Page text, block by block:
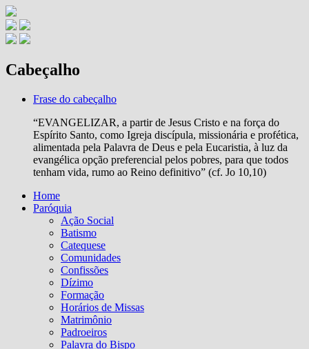
Cabeçalho
Frase do cabeçalho
“EVANGELIZAR, a partir de Jesus Cristo e na força do
Espírito Santo, como Igreja discípula, missionária e profética,
alimentada pela Palavra de Deus e pela Eucaristia, à luz da
evangélica opção preferencial pelos pobres, para que todos
tenham vida, rumo ao Reino definitivo” (cf. Jo 10,10)
Home
Paróquia
Ação Social
Batismo
Catequese
Comunidades
Confissões
Dízimo
Formação
Horários de Missas
Matrimônio
Padroeiros
Palavra do Bispo